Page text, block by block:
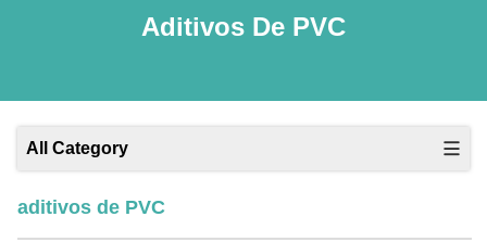
Aditivos De PVC
All Category
aditivos de PVC